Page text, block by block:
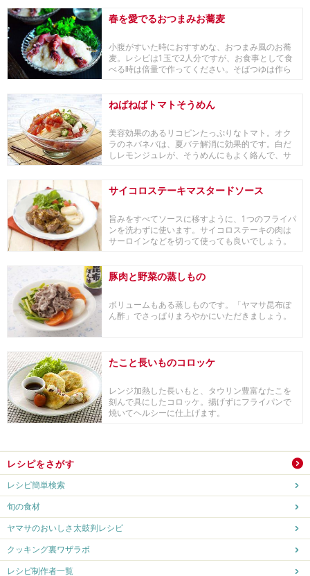
春を愛でるおつまみお蕎麦
小腹がすいた時におすすめな、おつまみ風のお蕎
麦。レシピは1玉で2人分ですが、お食事として食
べる時は倍量で作ってください。そばつゆは作ら
ねばねばトマトそうめん
美容効果のあるリコピンたっぷりなトマト。オク
ラのネバネバは、夏バテ解消に効果的です。白だ
しレモンジュレが、そうめんにもよく絡んで、サ
サイコロステーキマスタードソース
旨みをすべてソースに移すように、1つのフライパ
ンを洗わずに使います。サイコロステーキの肉は
サーロインなどを切って使っても良いでしょう。
豚肉と野菜の蒸しもの
ボリュームもある蒸しものです。「ヤマサ昆布ぽ
ん酢」でさっぱりまろやかにいただきましょう。
たこと長いものコロッケ
レンジ加熱した長いもと、タウリン豊富なたこを
刻んで具にしたコロッケ。揚げずにフライパンで
焼いてヘルシーに仕上げます。
レシピをさがす
レシピ簡単検索
旬の食材
ヤマサのおいしさ太鼓判レシピ
クッキング裏ワザラボ
レシピ制作者一覧